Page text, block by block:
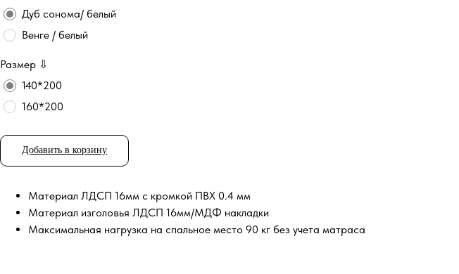
Дуб сонома/ белый
Венге / белый
Размер ⇩
140*200
160*200
Добавить в корзину
Материал ЛДСП 16мм с кромкой ПВХ 0.4 мм
Материал изголовья ЛДСП 16мм/МДФ накладки
Максимальная нагрузка на спальное место 90 кг без учета матраса